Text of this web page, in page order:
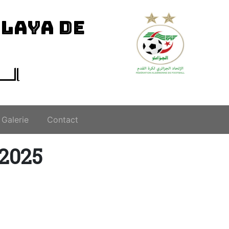
DE
Galerie Contact